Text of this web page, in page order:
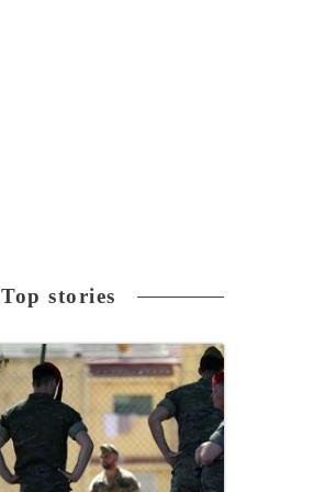
Top stories